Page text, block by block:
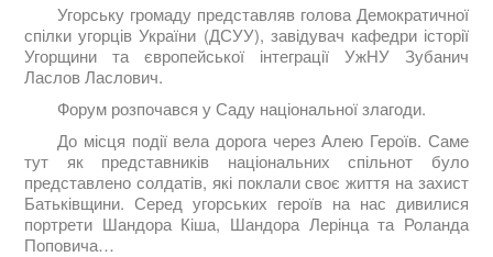
Угорську громаду представляв голова Демократичної
спілки угорців України (ДСУУ), завідувач кафедри історії
Угорщини та європейської інтеграції УжНУ Зубанич
Ласлов Ласлович.
Форум розпочався у Саду національної злагоди.
До місця події вела дорога через Алею Героїв. Саме
тут як представників національних спільнот було
представлено солдатів, які поклали своє життя на захист
Батьківщини. Серед угорських героїв на нас дивилися
портрети Шандора Кіша, Шандора Лерінца та Роланда
Поповича…